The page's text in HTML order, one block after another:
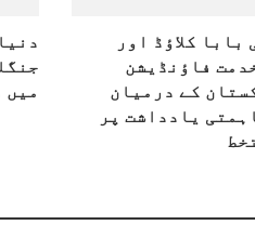
بابا کلاؤڈ اور
فاؤنڈیشن
کے درمیان
یادداشت پر
میں